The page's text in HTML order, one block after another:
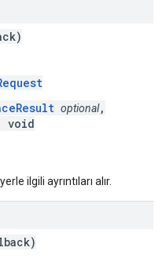
optional,
void
ilgili ayrıntıları alır.